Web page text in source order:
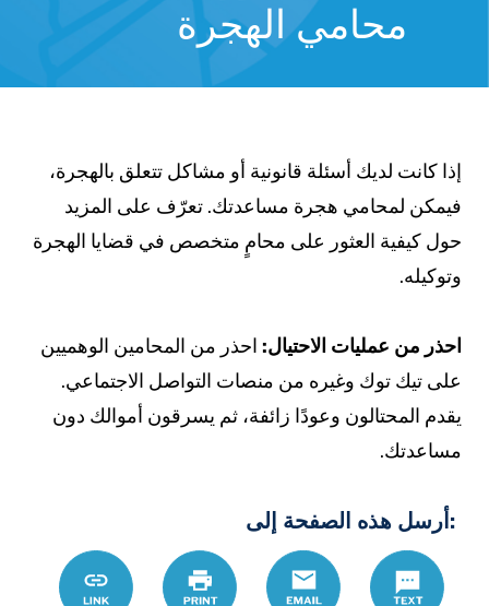
محامي الهجرة
إذا كانت لديك أسئلة قانونية أو مشاكل تتعلق بالهجرة،
فيمكن لمحامي هجرة مساعدتك. تعرّف على المزيد
حول كيفية العثور على محامٍ متخصص في قضايا الهجرة
وتوكيله.
احذر من عمليات الاحتيال:احذر من المحامين الوهميين
على تيك توك وغيره من منصات التواصل الاجتماعي.
يقدم المحتالون وعودًا زائفة، ثم يسرقون أموالك دون
مساعدتك.
:أرسل هذه الصفحة إلى
Text
Email
Print
Link